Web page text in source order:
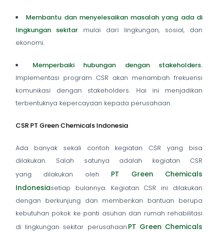
Membantu dan menyelesaikan masalahyang ada di
lingkungan sekitar mulai dari lingkungan, sosial, dan
ekonomi.
Memperbaiki hubungan dengan stakeholders.
Implementasi program CSR akan menambah frekuensi
komunikasi dengan stakeholders. Hai ini menjadikan
terbentuknya kepercayaan kepada perusahaan.
CSR PT Green Chemicals Indonesia
Ada banyak sekali contoh kegiatan CSR yang bisa
dilakukan. Salah satunya adalah kegiatan CSR
yang dilakukan oleh PT Green Chemicals
Indonesiasetiap bulannya. Kegiatan CSR ini dilakukan
dengan berkunjung dan memberikan bantuan berupa
kebutuhan pokok ke panti asuhan dan rumah rehabilitasi
di lingkungan sekitar perusahaan.PT Green Chemicals